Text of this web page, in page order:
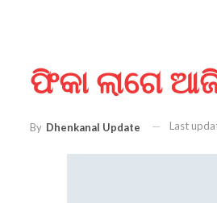
ଫିକା ଲାଗେ
By Dhenkanal Update Last